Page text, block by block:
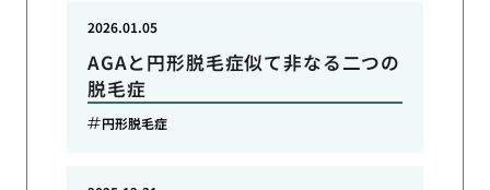
AGAと円形脱毛症似て非なる二つの
脱毛症
2026.01.05
円形脱毛症